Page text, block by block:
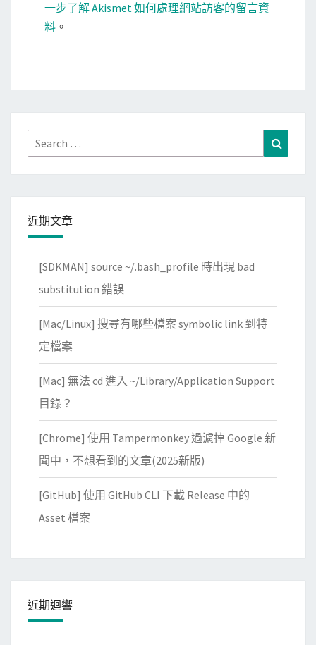
一步了解 Akismet 如何處理網站訪客的留言資
料 。
Search
for:
近期文章
[SDKMAN] source ~/.bash_profile 時出現 bad
substitution 錯誤
[Mac/Linux] 搜尋有哪些檔案 symbolic link 到特
定檔案
[Mac] 無法 cd 進入 ~/Library/Application Support
目錄？
[Chrome] 使用 Tampermonkey 過濾掉 Google 新
聞中，不想看到的文章(2025新版)
[GitHub] 使用 GitHub CLI 下載 Release 中的
Asset 檔案
近期迴響